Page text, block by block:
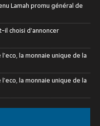
Lamah promu général de
choisi d’annoncer
la monnaie unique de la
la monnaie unique de la